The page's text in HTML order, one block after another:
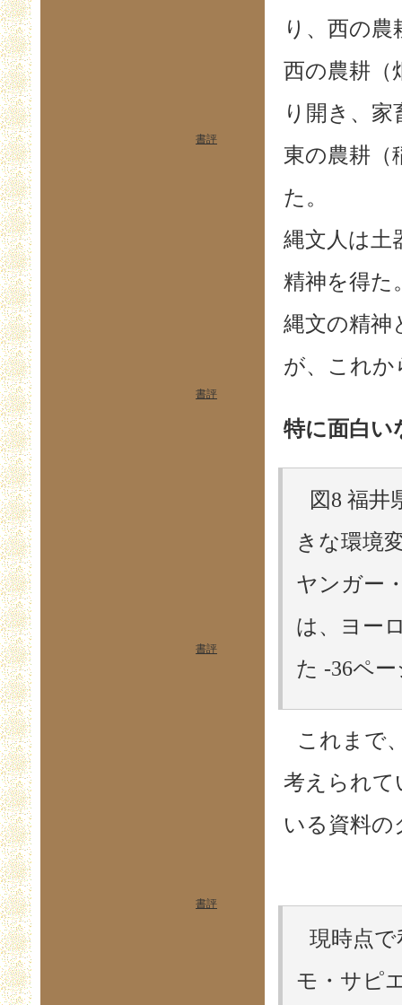
り、西の
西の農耕（
り開き、
東の農耕（
た。
縄文人は土
精神を得た
縄文の精神
が、これか
特に面白い
図8 福井
きな環境
ヤンガー
は、ヨー
た -36ペ
これまで
考えられて
いる資料の
現時点
モ・サピ
書評
書評
書評
書評